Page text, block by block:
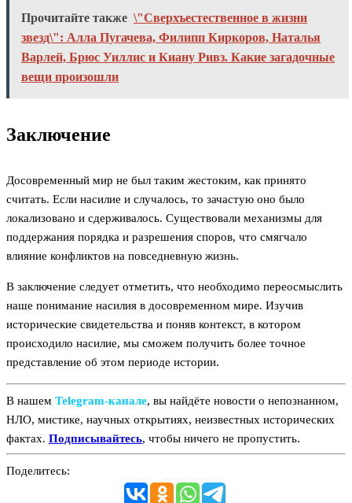
Прочитайте также \"Сверхъестественное в жизни
звезд\": Алла Пугачева, Филипп Киркоров, Наталья
Варлей, Брюс Уиллис и Киану Ривз. Какие загадочные
вещи произошли
Заключение
Досовременный мир не был таким жестоким, как принято
считать. Если насилие и случалось, то зачастую оно было
локализовано и сдерживалось. Существовали механизмы для
поддержания порядка и разрешения споров, что смягчало
влияние конфликтов на повседневную жизнь.
В заключение следует отметить, что необходимо переосмыслить
наше понимание насилия в досовременном мире. Изучив
исторические свидетельства и поняв контекст, в котором
происходило насилие, мы сможем получить более точное
представление об этом периоде истории.
В нашем Telegram‑канале, вы найдёте новости о непознанном,
НЛО, мистике, научных открытиях, неизвестных исторических
фактах. Подписывайтесь, чтобы ничего не пропустить.
Поделитесь: